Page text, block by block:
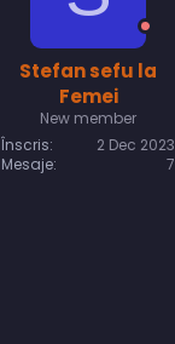
Stefan sefu la
Femei
New member
Înscris
2 Dec 2023
Mesaje
7